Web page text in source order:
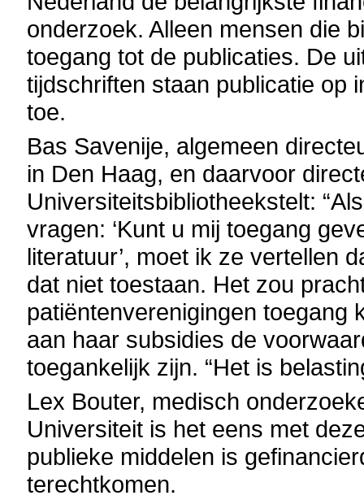
onderzoek. Alleen mensen die
toegang tot de publicaties. De
tijdschriften staan publicatie op
toe.
Bas Savenije, algemeen
in Den Haag, en daarvoor
Universiteitsbibliotheekstelt:
vragen: ‘Kunt u mij toegang
literatuur’, moet ik ze vertellen
dat niet toestaan. Het zou
patiëntenverenigingen toegang
aan haar subsidies de
toegankelijk zijn. “Het is
Lex Bouter, medisch
Universiteit is het eens met
publieke middelen is
terechtkomen.